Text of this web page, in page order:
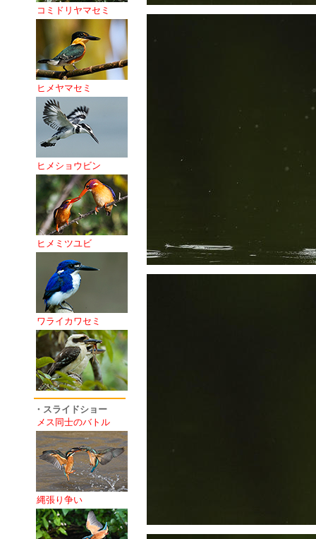
コミドリヤマセミ
ヒメヤマセミ
ヒメショウビン
ヒメミツユビ
ワライカワセミ
・スライドショー
メス同士のバトル
縄張り争い